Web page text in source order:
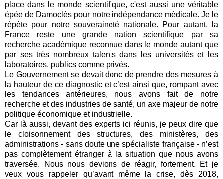
place dans le monde scientifique, c'est aussi une véritable
épée de Damoclès pour notre indépendance médicale. Je le
répète pour notre souveraineté nationale. Pour autant, la
France reste une grande nation scientifique par sa
recherche académique reconnue dans le monde autant que
par ses très nombreux talents dans les universités et les
laboratoires, publics comme privés.
Le Gouvernement se devait donc de prendre des mesures à
la hauteur de ce diagnostic et c’est ainsi que, rompant avec
les tendances antérieures, nous avons fait de notre
recherche et des industries de santé, un axe majeur de notre
politique économique et industrielle.
Car là aussi, devant des experts ici réunis, je peux dire que
le cloisonnement des structures, des ministères, des
administrations - sans doute une spécialiste française - n’est
pas complètement étranger à la situation que nous avons
traversée. Nous nous devions de réagir, fortement. Et je
veux vous rappeler qu’avant même la crise, dès 2018,